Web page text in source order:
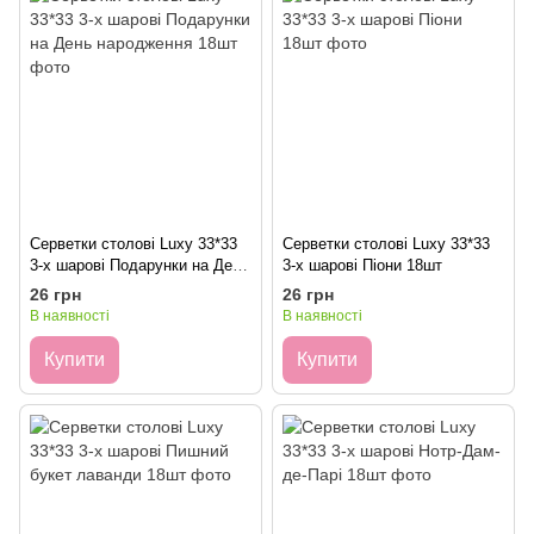
Серветки столові Luxy 33*33
3-х шарові Подарунки на День
народження 18шт
26 грн
В наявності
Купити
Серветки столові Luxy 33*33
3-х шарові Піони 18шт
26 грн
В наявності
Купити